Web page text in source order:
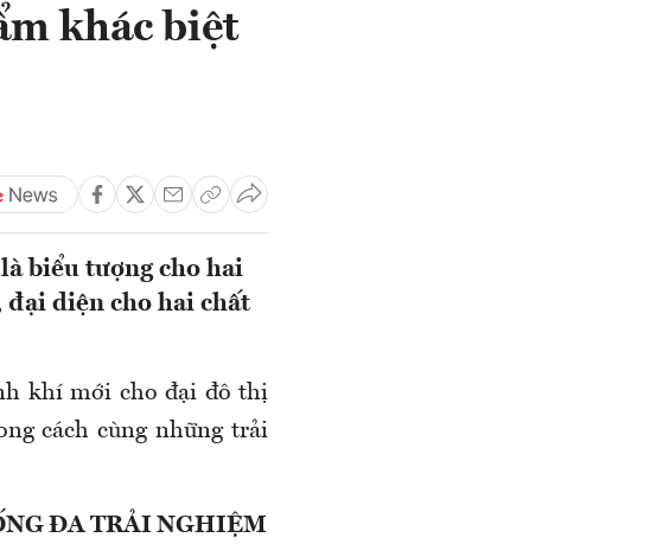
khác biệt
biểu tượng cho hai
đại diện cho hai chất
khí mới cho đại đô thị
cách cùng những trải
ĐA TRẢI NGHIỆM